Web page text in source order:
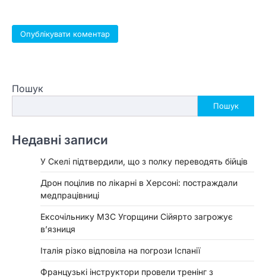
Пошук
Пошук
Недавні записи
У Скелі підтвердили, що з полку переводять бійців
Дрон поцілив по лікарні в Херсоні: постраждали
медпрацівниці
Ексочільнику МЗС Угорщини Сійярто загрожує
в’язниця
Італія різко відповіла на погрози Іспанії
Французькі інструктори провели тренінг з